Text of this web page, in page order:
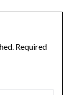
Required